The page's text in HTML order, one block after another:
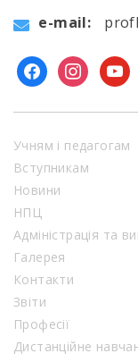
e-mail:
facebookinstagram
Учням і педагогам
Вступникам
Новини
НПЦ
Адміністрація та
Галерея
Контакти
Звіти
Професії
Дистанційне